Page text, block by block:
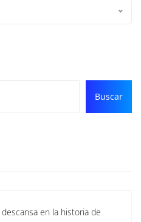
Buscar
en la historia de